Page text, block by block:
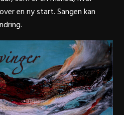
en ny start. Sangen kan